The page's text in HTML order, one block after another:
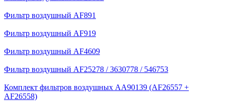
Фильтр воздушный AF891
Фильтр воздушный AF919
Фильтр воздушный AF4609
Фильтр воздушный AF25278 / 3630778 / 546753
Комплект фильтров воздушных AA90139 (AF26557 +
AF26558)